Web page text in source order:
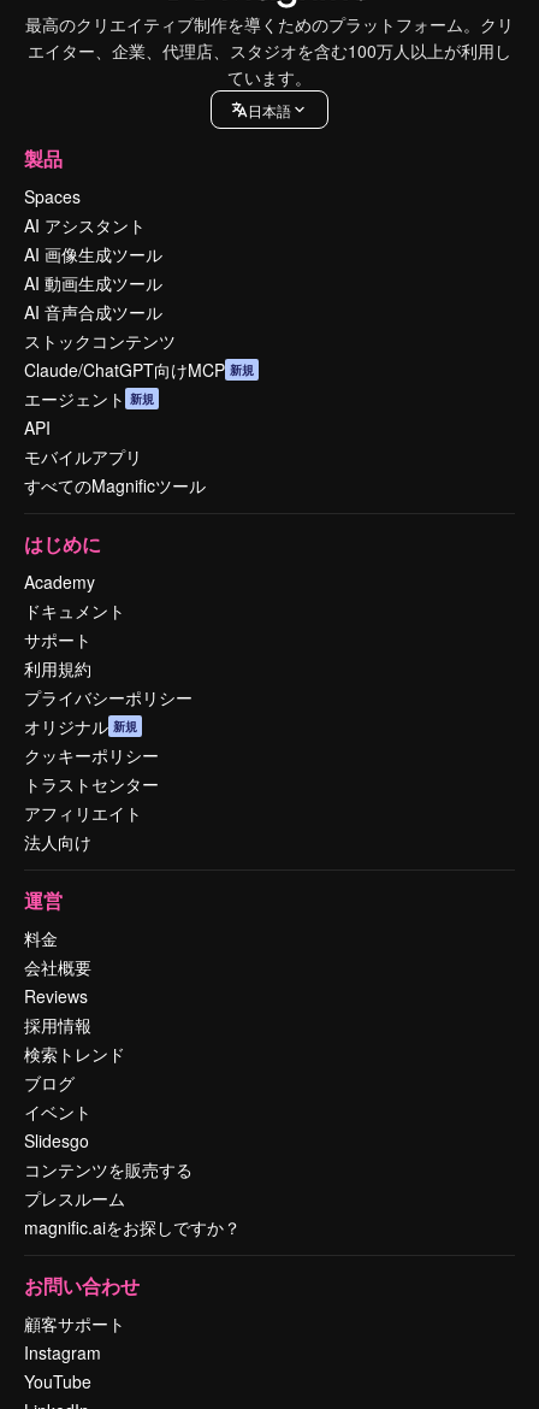
最高のクリエイティブ制作を導くためのプラットフォーム。クリ
エイター、企業、代理店、スタジオを含む100万人以上が利用し
ています。
日本語
製品
Spaces
AI アシスタント
AI 画像生成ツール
AI 動画生成ツール
AI 音声合成ツール
ストックコンテンツ
Claude/ChatGPT向けMCP 新規
エージェント 新規
API
モバイルアプリ
すべてのMagnificツール
はじめに
Academy
ドキュメント
サポート
利用規約
プライバシーポリシー
オリジナル 新規
クッキーポリシー
トラストセンター
アフィリエイト
法人向け
運営
料金
会社概要
Reviews
採用情報
検索トレンド
ブログ
イベント
Slidesgo
コンテンツを販売する
プレスルーム
magnific.aiをお探しですか？
お問い合わせ
顧客サポート
Instagram
YouTube